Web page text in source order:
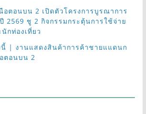
อตอนบน 2 เปิดตัวโครงการบูรณาการ
2569 ชู 2 กิจกรรมกระตุ้นการใช้จ่าย
กท่องเที่ยว
นี้ | งานแสดงสินค้าการค้าชายแแดนก
ตอนบน 2